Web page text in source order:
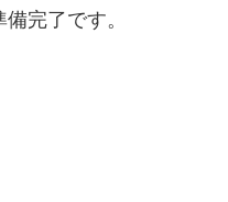
完了です。